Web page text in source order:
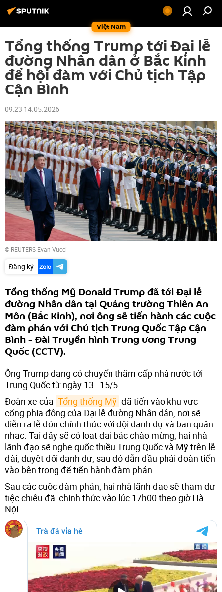
Việt Nam
Tổng thống Trump tới Đại lễ
đường Nhân dân ở Bắc Kinh
để hội đàm với Chủ tịch Tập
Cận Bình
09:23 14.05.2026
© REUTERS Evan Vucci
Đăng ký
Tổng thống Mỹ Donald Trump đã tới Đại lễ
đường Nhân dân tại Quảng trường Thiên An
Môn (Bắc Kinh), nơi ông sẽ tiến hành các cuộc
đàm phán với Chủ tịch Trung Quốc Tập Cận
Bình - Đài Truyền hình Trung ương Trung
Quốc (CCTV).
Ông Trump đang có chuyến thăm cấp nhà nước tới
Trung Quốc từ ngày 13–15/5.
Đoàn xe của Tổng thống Mỹ đã tiến vào khu vực
cổng phía đông của Đại lễ đường Nhân dân, nơi sẽ
diễn ra lễ đón chính thức với đội danh dự và ban quân
nhạc. Tại đây sẽ có loạt đại bác chào mừng, hai nhà
lãnh đạo sẽ nghe quốc thiều Trung Quốc và Mỹ trên lễ
đài, duyệt đội danh dự, sau đó dẫn đầu phái đoàn tiến
vào bên trong để tiến hành đàm phán.
Sau các cuộc đàm phán, hai nhà lãnh đạo sẽ tham dự
tiệc chiêu đãi chính thức vào lúc 17h00 theo giờ Hà
Nội.